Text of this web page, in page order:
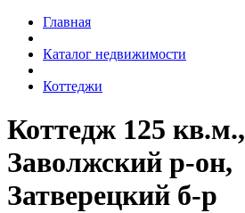
Главная
Каталог недвижимости
Коттеджи
Коттедж 125 кв.м.,
Заволжский р-он,
Затверецкий б-р